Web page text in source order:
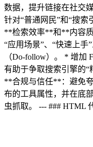
数据，提升链接在社交
针对“普通网民”和“搜索
**检索效率**和**内容质
“应用场景”、“快速上
（Do-follow）。 * 增加
有助于争取搜索引擎的“
**合规与信任**：避免
布的工具属性，并在底
虫抓取。 --- ### HTML